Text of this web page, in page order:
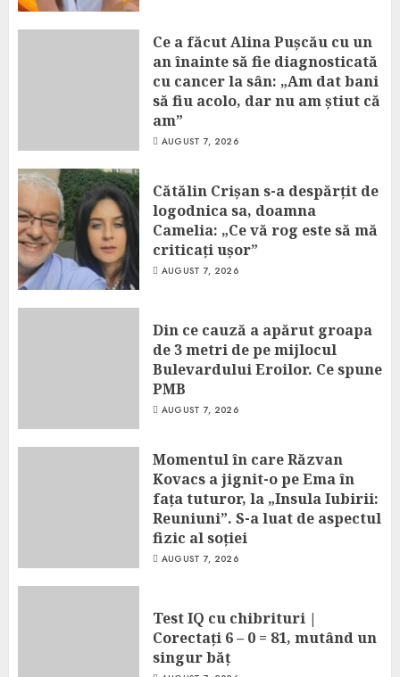
Ce a făcut Alina Pușcău cu un
an înainte să fie diagnosticată
cu cancer la sân: „Am dat bani
să fiu acolo, dar nu am știut că
am”
AUGUST 7, 2026
Cătălin Crișan s-a despărțit de
logodnica sa, doamna
Camelia: „Ce vă rog este să mă
criticați ușor”
AUGUST 7, 2026
Din ce cauză a apărut groapa
de 3 metri de pe mijlocul
Bulevardului Eroilor. Ce spune
PMB
AUGUST 7, 2026
Momentul în care Răzvan
Kovacs a jignit-o pe Ema în
fața tuturor, la „Insula Iubirii:
Reuniuni”. S-a luat de aspectul
fizic al soției
AUGUST 7, 2026
Test IQ cu chibrituri |
Corectați 6 – 0 = 81, mutând un
singur băț